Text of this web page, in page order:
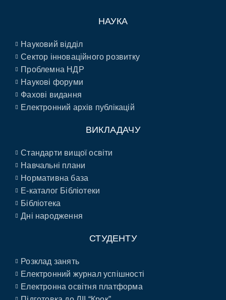
НАУКА
Науковий відділ
Сектор інноваційного розвитку
Проблемна НДР
Наукові форуми
Фахові видання
Електронний архів публікацій
ВИКЛАДАЧУ
Стандарти вищої освіти
Навчальні плани
Нормативна база
E-каталог Бібліотеки
Бібліотека
Дні народження
СТУДЕНТУ
Розклад занять
Електронний журнал успішності
Електронна освітня платформа